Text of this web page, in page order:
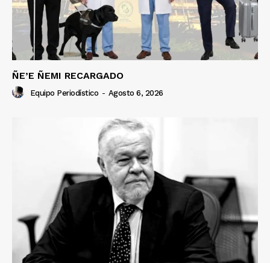
ÑE’E ÑEMI RECARGADO
Equipo Periodístico - Agosto 6, 2026